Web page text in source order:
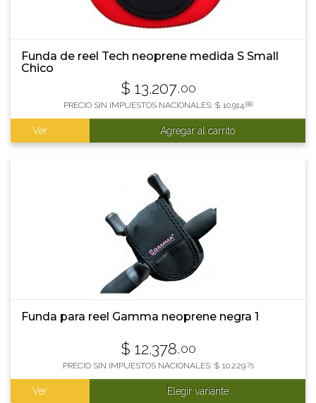
Funda de reel Tech neoprene medida S Small
Chico
$ 13.207,00
PRECIO SIN IMPUESTOS NACIONALES: $ 10.914,88
Ver Agregar al carrito
Funda para reel Gamma neoprene negra 1
$ 12.378,00
PRECIO SIN IMPUESTOS NACIONALES: $ 10.229,75
Ver Elegir variante